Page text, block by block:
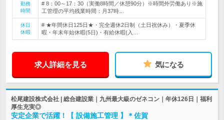
勤務
時間
# 8：00～17：30（実働8時間／休憩90分）※時間外労働あり※施
工管理の平均残業時間：月37時…
休日
休暇
# ★年間休日125日★・完全週休2日制（土日祝休み）・夏季休
暇・年末年始休暇(5日)・有給休暇(入…
求人詳細を見る 気になる
松尾建設株式会社 | 総合建設業｜九州最大級のゼネコン｜年休126日｜福利
厚生充実◎
安定企業で活躍！【 設備施工管理 】＊佐賀